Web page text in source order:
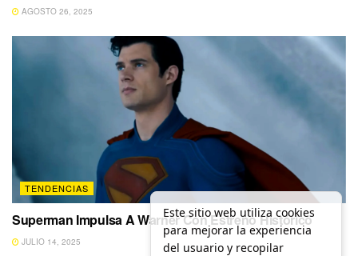
AGOSTO 26, 2025
TENDENCIAS
Superman Impulsa A Warner Con Estreno Histórico
JULIO 14, 2025
Este sitio web utiliza cookies
para mejorar la experiencia
del usuario y recopilar